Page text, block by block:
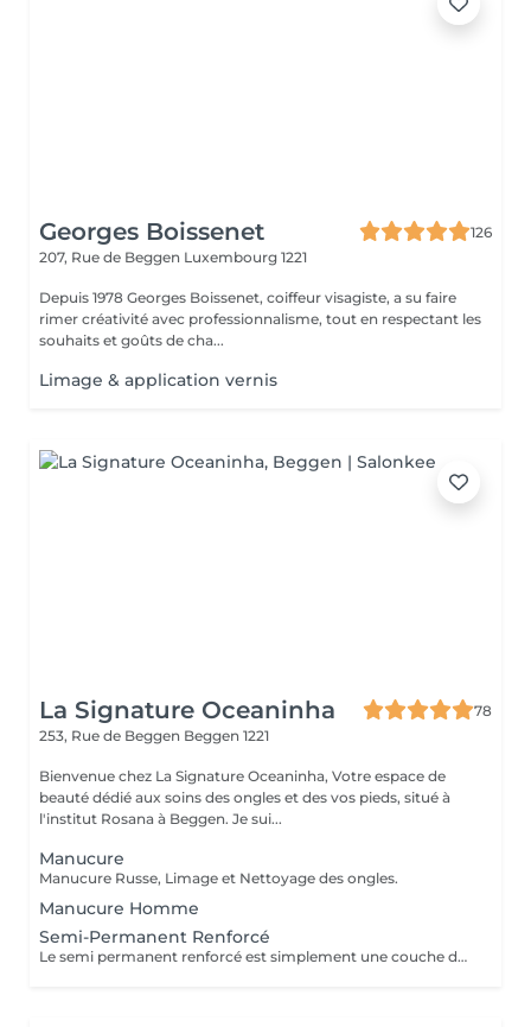
Georges Boissenet
126
207, Rue de Beggen Luxembourg 1221
Depuis 1978 Georges Boissenet, coiffeur visagiste, a su faire
rimer créativité avec professionnalisme, tout en respectant les
souhaits et goûts de cha...
Limage & application vernis
La Signature Oceaninha
78
253, Rue de Beggen Beggen 1221
Bienvenue chez La Signature Oceaninha, Votre espace de
beauté dédié aux soins des ongles et des vos pieds, situé à
l'institut Rosana à Beggen. Je sui...
Manucure
Manucure Russe, Limage et Nettoyage des ongles.
Manucure Homme
Semi-Permanent Renforcé
Le semi permanent renforcé est simplement une couche de vernis avec une base épaisse. Il permet de renforcé vos ongles naturels contrairement au semi permanent classique. Cette technique s'effectue sur des ongles naturels sains et dures. La Manucure Russe est comprise dans le prix. Le remplissage est à faire toutes les 2 semaines et demi / 3 semaines.